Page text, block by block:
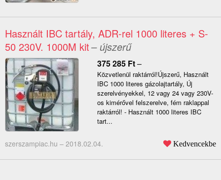
Használt IBC tartály, ADR-rel 1000 literes + S-
50 230V. 1000M kit– újszerű
375 285 Ft–
Közvetlenül raktárról!Újszerű, Használt
IBC 1000 literes gázolajtartály, Új
szerelvényekkel, 12 vagy 24 vagy 230V-
os kimérővel felszerelve, fém raklappal
raktárról! - Használt 1000 literes IBC
tart...
szerszampiac.hu – 2018.02.04. Kedvencekbe